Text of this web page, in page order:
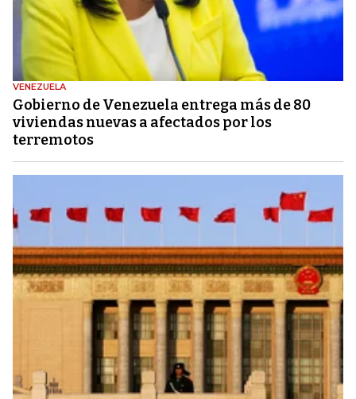
VENEZUELA
Gobierno de Venezuela entrega más de 80
viviendas nuevas a afectados por los
terremotos